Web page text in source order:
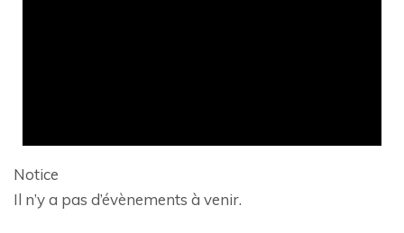
Notice
Il n’y a pas d’évènements à venir.